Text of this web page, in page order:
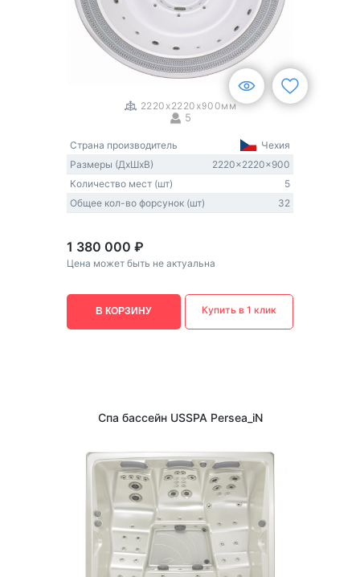
2220x2220x900мм
5
Страна производитель
Чехия
Размеры (ДxШxВ)
2220x2220x900
Количество мест (шт)
5
Общее кол-во форсунок (шт)
32
1 380 000 ₽
Цена может быть не актуальна
В КОРЗИНУ Купить в 1 клик
Спа бассейн USSPA Persea_iN